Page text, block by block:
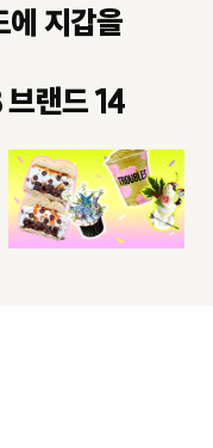
에 지갑을
랜드 14